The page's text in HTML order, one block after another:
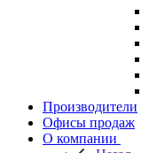
Производители
Офисы продаж
О компании